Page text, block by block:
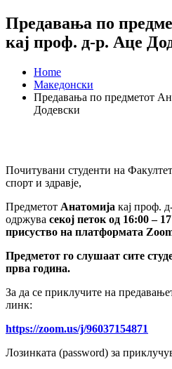
Предавања по
кај проф. д-р. Аце
Home
Македонски
Предавања по предметот
Додевски
Почитувани студенти на
спорт и здравје,
Предметот Анатомија кај проф.
одржува секој петок од 16:00 –
присуство на платформата
Предметот го слушаат сите
прва година.
За да се приклучите на
линк:
https://zoom.us/j/96037154871
Лозинката (password) за